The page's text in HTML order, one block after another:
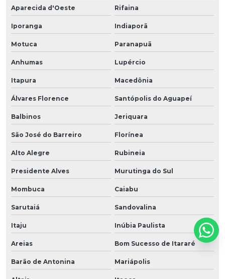
Aparecida d'Oeste Rifaina
Iporanga Indiaporã
Motuca Paranapuã
Anhumas Lupércio
Itapura Macedônia
Álvares Florence Santópolis do Aguapeí
Balbinos Jeriquara
São José do Barreiro Florínea
Alto Alegre Rubineia
Presidente Alves Murutinga do Sul
Mombuca Caiabu
Sarutaiá Sandovalina
Itaju Inúbia Paulista
Areias Bom Sucesso de Itararé
Barão de Antonina Mariápolis